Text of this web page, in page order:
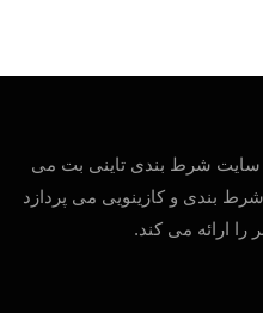
سایت شرط بندی تاینی بت می
بندی و کازینویی می پردازد
ارائه می کند.